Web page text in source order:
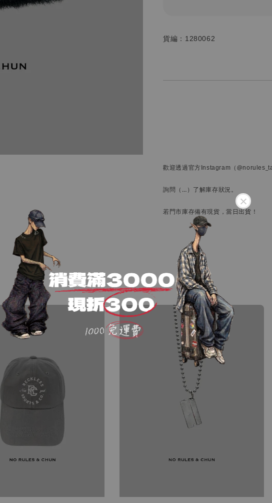
貨編：1280062
歡迎透過官方Instagram （
詢問 （…） 了解庫存狀況。
若門市庫存備有現貨，當日出貨！